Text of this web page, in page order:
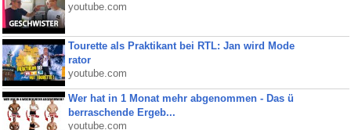
youtube.com
Tourette als Praktikant bei RTL: Jan wird Mode
rator
youtube.com
Wer hat in 1 Monat mehr abgenommen - Das ü
berraschende Ergeb...
youtube.com